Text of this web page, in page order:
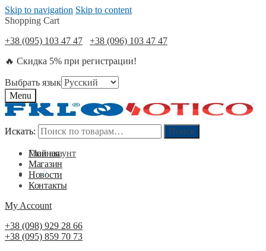
Skip to navigation Skip to content
Shopping Cart
+38 (095) 103 47 47
+38 (096) 103 47 47
🔥 Скидка 5% при регистрации!
Выбрать язык
Menu
Искать: Поиск
Мой акаунт
0₴ 0
Искать: Поиск
Главная
Магазин
Новости
Контакты
My Account
+38 (098) 929 28 66
+38 (095) 859 70 73